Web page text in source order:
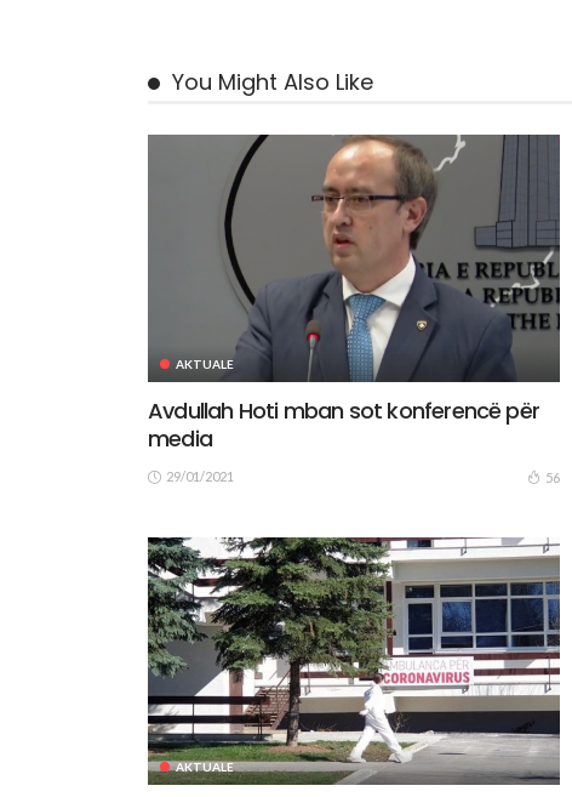
You Might Also Like
AKTUALE
Avdullah Hoti mban sot konferencë për
media
29/01/2021 56
AKTUALE